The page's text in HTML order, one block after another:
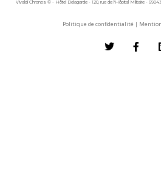
Vivaldi Chronos © - Hôtel Delagarde - 120, rue de l'Hôpital Militaire -
Politique de confidentialité |